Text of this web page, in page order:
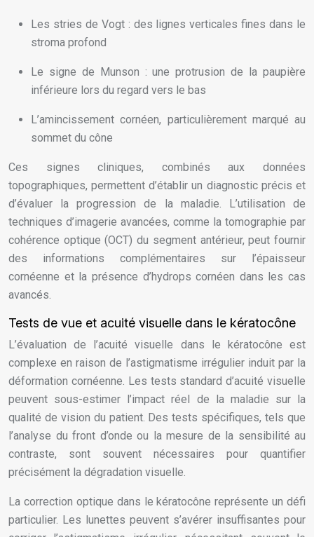
Les stries de Vogt : des lignes verticales fines dans le
stroma profond
Le signe de Munson : une protrusion de la paupière
inférieure lors du regard vers le bas
L’amincissement cornéen, particulièrement marqué au
sommet du cône
Ces signes cliniques, combinés aux données
topographiques, permettent d’établir un diagnostic précis et
d’évaluer la progression de la maladie. L’utilisation de
techniques d’imagerie avancées, comme la tomographie par
cohérence optique (OCT) du segment antérieur, peut fournir
des informations complémentaires sur l’épaisseur
cornéenne et la présence d’hydrops cornéen dans les cas
avancés.
Tests de vue et acuité visuelle dans le kératocône
L’évaluation de l’acuité visuelle dans le kératocône est
complexe en raison de l’astigmatisme irrégulier induit par la
déformation cornéenne. Les tests standard d’acuité visuelle
peuvent sous-estimer l’impact réel de la maladie sur la
qualité de vision du patient. Des tests spécifiques, tels que
l’analyse du front d’onde ou la mesure de la sensibilité au
contraste, sont souvent nécessaires pour quantifier
précisément la dégradation visuelle.
La correction optique dans le kératocône représente un défi
particulier. Les lunettes peuvent s’avérer insuffisantes pour